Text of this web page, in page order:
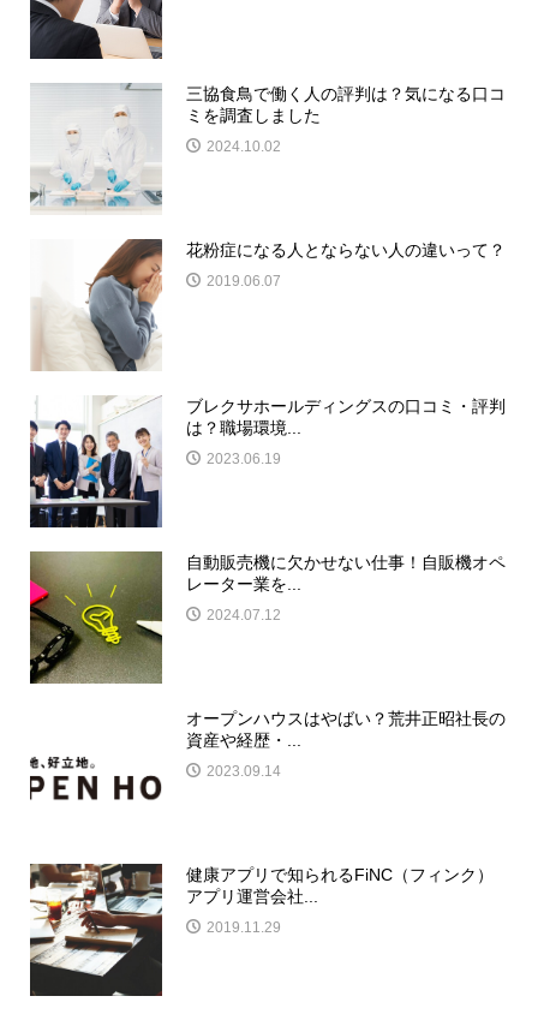
三協食鳥で働く人の評判は？気になる口コ
ミを調査しました
2024.10.02
花粉症になる人とならない人の違いって？
2019.06.07
ブレクサホールディングスの口コミ・評判
は？職場環境...
2023.06.19
自動販売機に欠かせない仕事！自販機オペ
レーター業を...
2024.07.12
オープンハウスはやばい？荒井正昭社長の
資産や経歴・...
2023.09.14
健康アプリで知られるFiNC（フィンク）
アプリ運営会社...
2019.11.29